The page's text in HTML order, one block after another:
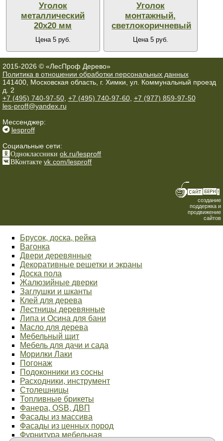
Уголок
металлический
20х20 мм
Цена 5 руб.
Уголок
монтажный,
светлокоричневый
Цена 5 руб.
2015-2026 © «ЛесПроф Дерево»
Политика в отношении обработки персональных данных
141400, Московская область, г. Химки, ул. Коммунальный проезд
д. 2
+7 (495) 740-97-50, +7 (495) 740-97-60, +7 (977) 859-97-50
les-proff@yandex.ru
Мессенджер:
lesproff
Социальные сети:
Одноклассники ok.ru/lesproff
ВКонтакте vk.com/lesproff
создание
поддержка и
продвижение
сайтов
Брусок, доска, рейка
Вагонка
Двери деревянные
Декоративные решетки и экраны
Доска пола
Жалюзийные дверки
Заглушки и шканты
Клей для дерева
Лестницы деревянные
Липа и Осина для бани
Масло для дерева
Мебельный щит
Мебель для дачи и сада
Морилки Лаки
Погонаж
Подоконники из сосны
Расходники, инструмент
Столешницы
Топливные брикеты
Фанера, OSB, ДВП
Фасады из массива
Фасады из ценных пород
Фурнитура мебельная